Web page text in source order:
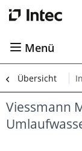
Menü
Übersicht
Viessmann